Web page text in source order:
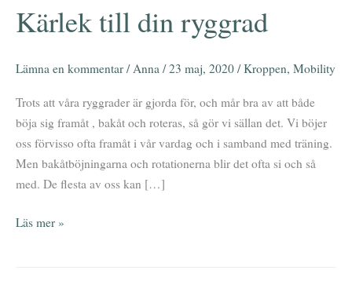
Kärlek till din ryggrad
Lämna en kommentar /Anna /23 maj, 2020 /Kroppen, Mobility
Trots att våra ryggrader är gjorda för, och mår bra av att både
böja sig framåt , bakåt och roteras, så gör vi sällan det. Vi böjer
oss förvisso ofta framåt i vår vardag och i samband med träning.
Men bakåtböjningarna och rotationerna blir det ofta si och så
med. De flesta av oss kan […]
Kärlek
till
ryggrad
Läs mer »